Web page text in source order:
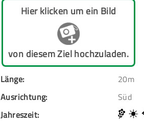
Hier klicken um ein Bild
von diesem Ziel hochzuladen.
Länge:
20m
Ausrichtung:
Süd
Jahreszeit: